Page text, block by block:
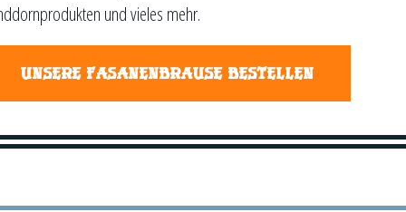
und vieles mehr.
UNSERE FASANENBRAUSE BESTELLEN